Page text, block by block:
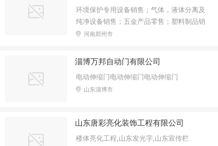
环境保护专用设备销售；气体，液体分离及
纯净设备销售；五金产品零售；塑料制品销
售；河南郑州市
淄博万邦自动门有限公司
电动伸缩门电动伸缩门电动伸缩门
山东淄博市
山东唐彩亮化装饰工程有限公司
楼体亮化工程,山东发光字,山东宣传栏